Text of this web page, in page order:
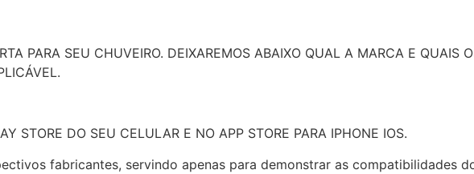
PARA SEU CHUVEIRO. DEIXAREMOS ABAIXO QUAL A MARCA E QUAIS
STORE DO SEU CELULAR E NO APP STORE PARA IPHONE IOS.
fabricantes, servindo apenas para demonstrar as compatibilidades